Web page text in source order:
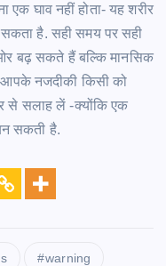
एक घाव नहीं होता- यह शरीर
सकताहै. सही समय पर सही
बढ़ सकते हैं बल्कि मानसिक
नजदीकी किसी को
से सलाह लें -क्योंकि एक
सकती है.
warning